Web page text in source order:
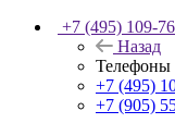
+7 (495) 109-
Назад
Телефоны
+7 (495)
+7 (905)